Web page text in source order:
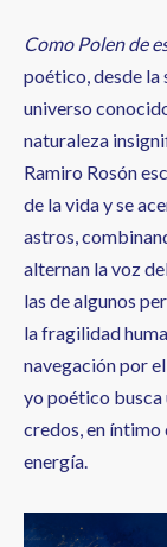
Como Polen de
poético, desde la
universo
naturaleza
Ramiro Rosón
de la vida y se
astros,
alternan la voz
las de algunos
la fragilidad
navegación por
yo poético busca
credos, en íntimo
energía.